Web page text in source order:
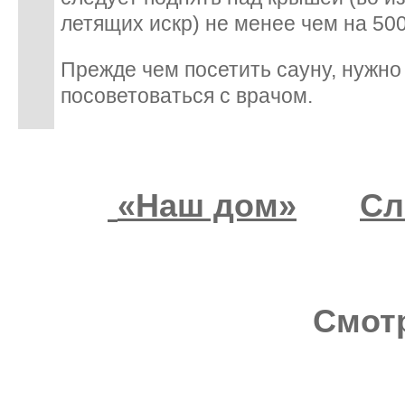
летящих искр) не менее чем на
Прежде чем посетить сауну,
посоветоваться с врачом.
«Наш дом»